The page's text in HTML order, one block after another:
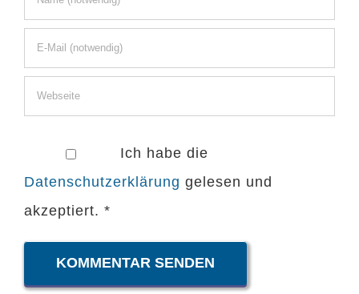
Ich habe die
Datenschutzerklärung gelesen und
akzeptiert. *